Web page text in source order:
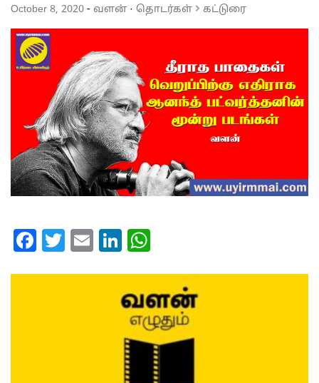
October 8, 2020 - வளன் · தொடர்கள் கட்டுரை
Facebook
Twitter
EmailLinkedIn